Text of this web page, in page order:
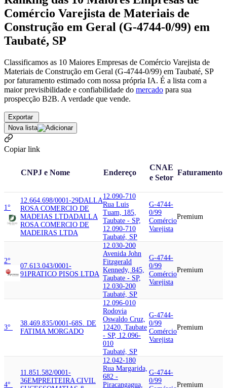
Comércio Varejista de Materiais de
Construção em Geral (G-4744-0/99) em
Taubaté, SP
Classificamos as 10 Maiores Empresas de Comércio Varejista de
Materiais de Construção em Geral (G-4744-0/99) em Taubaté, SP
por faturamento estimado com nossa própria IA. É a lista com a
maior previsibilidade e confiabilidade do mercado para sua
prospecção B2B. A verdade que vende.
Exportar
Nova lista
Copiar link
CNPJ e Nome Endereço
CNAE
e Setor
Faturamento
1°
12.664.698/0001-29DALLA
ROSA COMERCIO DE
MADEIAS LTDADALLA
ROSA COMERCIO DE
MADEIRAS LTDA
12.090-710
Rua Luis
Tuam, 185,
Taubate - SP,
12.090-710
Taubaté, SP
G-4744-
0/99
Comércio
Varejista
Premium
2°
07.613.043/0001-
91PRATICO PISOS LTDA
12.030-200
Avenida John
Fitzgerald
Kennedy, 845,
Taubate - SP,
12.030-200
Taubaté, SP
G-4744-
0/99
Comércio
Varejista
Premium
3°
38.469.835/0001-68S. DE
FATIMA MORGADO
12.096-010
Rodovia
Oswaldo Cruz,
12420, Taubate
- SP, 12.096-
010
Taubaté, SP
G-4744-
0/99
Comércio
Varejista
Premium
4°
11.851.582/0001-
36EMPREITEIRA CIVIL
12.042-180
Rua Margarida,
682 -
Piracangagua,
G-4744-
0/99
Premium